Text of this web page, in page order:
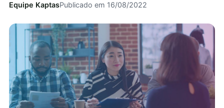
Equipe KaptasPublicado em 16/08/2022